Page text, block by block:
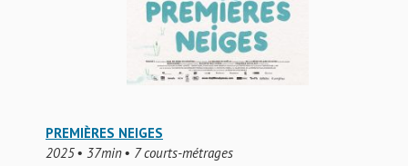
PREMIÈRES NEIGES
2025 • 37min • 7 courts-métrages